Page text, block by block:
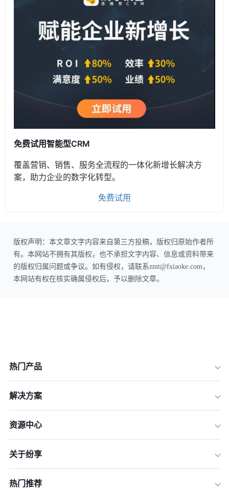
免费试用智能型CRM
覆盖营销、销售、服务全流程的一体化新增长解决方
案，助力企业的数字化转型。
免费试用
版权声明：本文章文字内容来自第三方投稿，版权归原始作者所
有。本网站不拥有其版权，也不承担文字内容、信息或资料带来
的版权归属问题或争议。如有侵权，请联系zmt@fxiaoke.com，
本网站有权在核实确属侵权后，予以删除文章。
热门产品
解决方案
资源中心
关于纷享
热门推荐